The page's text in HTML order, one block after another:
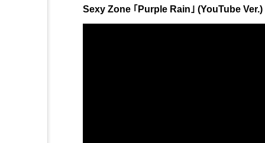
Sexy Zone ｢Purple Rain｣ (YouTube Ver.)